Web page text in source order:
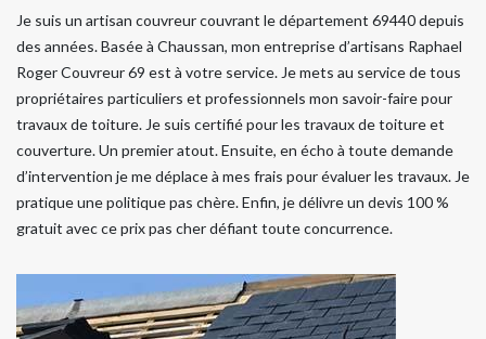
Je suis un artisan couvreur couvrant le département 69440 depuis
des années. Basée à Chaussan, mon entreprise d’artisans Raphael
Roger Couvreur 69 est à votre service. Je mets au service de tous
propriétaires particuliers et professionnels mon savoir-faire pour
travaux de toiture. Je suis certifié pour les travaux de toiture et
couverture. Un premier atout. Ensuite, en écho à toute demande
d’intervention je me déplace à mes frais pour évaluer les travaux. Je
pratique une politique pas chère. Enfin, je délivre un devis 100 %
gratuit avec ce prix pas cher défiant toute concurrence.